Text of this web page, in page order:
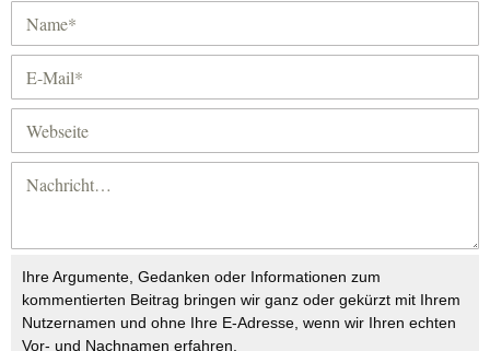
Ihre Argumente, Gedanken oder Informationen zum
kommentierten Beitrag bringen wir ganz oder gekürzt mit Ihrem
Nutzernamen und ohne Ihre E-Adresse, wenn wir Ihren echten
Vor- und Nachnamen erfahren.